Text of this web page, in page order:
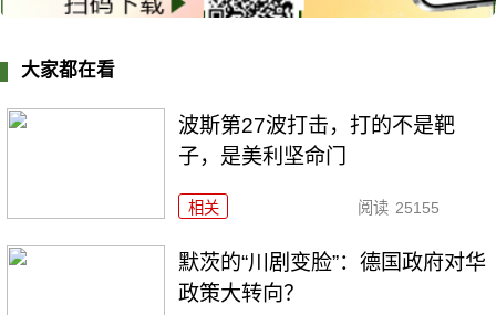
大家都在看
波斯第27波打击，打的不是靶
子，是美利坚命门
相关 阅读 25155
默茨的“川剧变脸”：德国政府对华
政策大转向？